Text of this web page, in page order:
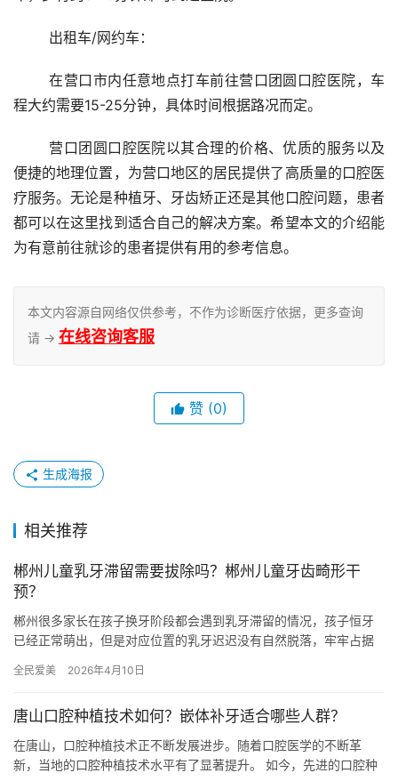
	出租车/网约车：
	在营口市内任意地点打车前往营口团圆口腔医院，车
程大约需要15-25分钟，具体时间根据路况而定。
便捷的地理位置，为营口地区的居民提供了高质量的口腔医
疗服务。无论是种植牙、牙齿矫正还是其他口腔问题，患者
都可以在这里找到适合自己的解决方案。希望本文的介绍能
为有意前往就诊的患者提供有用的参考信息。
本文内容源自网络仅供参考，不作为诊断医疗依据，更多查询
请 → 在线咨询客服
赞 (0)
生成海报
相关推荐
郴州儿童乳牙滞留需要拔除吗？郴州儿童牙齿畸形干
预？
郴州很多家长在孩子换牙阶段都会遇到乳牙滞留的情况，孩子恒牙
已经正常萌出，但是对应位置的乳牙迟迟没有自然脱落，牢牢占据
乱，形…
全民爱美 2026年4月10日
唐山口腔种植技术如何？嵌体补牙适合哪些人群？
在唐山，口腔种植技术正不断发展进步。随着口腔医学的不断革
新，当地的口腔种植技术水平有了显著提升。 如今，先进的口腔种